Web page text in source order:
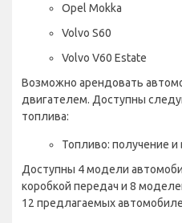
Opel Mokka
Volvo S60
Volvo V60 Estate
Возможно арендовать
двигателем. Доступны
топлива:
Топливо: получение
Доступны 4 модели
коробкой передач и 8
12 предлагаемых